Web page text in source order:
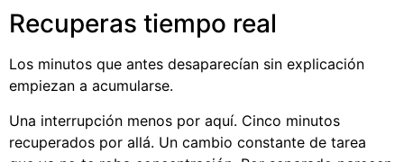
Recuperas tiempo real
Los minutos que antes desaparecían sin explicación
empiezan a acumularse.
Una interrupción menos por aquí. Cinco minutos
recuperados por allá. Un cambio constante de tarea